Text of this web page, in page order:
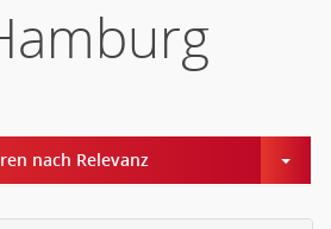
nach Relevanz